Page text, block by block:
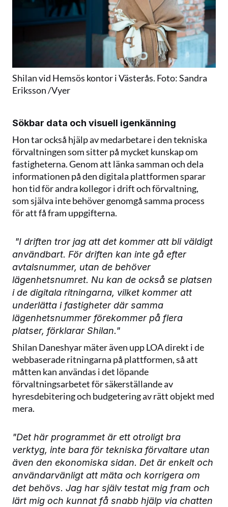
Shilan vid Hemsös kontor i Västerås. Foto: Sandra
Eriksson /Vyer
Sökbar data och visuell igenkänning
Hon tar också hjälp av medarbetare i den tekniska
förvaltningen som sitter på mycket kunskap om
fastigheterna. Genom att länka samman och dela
informationen på den digitala plattformen sparar
hon tid för andra kollegor i drift och förvaltning,
som själva inte behöver genomgå samma process
för att få fram uppgifterna.
användbart. För driften kan inte gå efter
avtalsnummer, utan de behöver
lägenhetsnumret. Nu kan de också se platsen
i de digitala ritningarna, vilket kommer att
underlätta i fastigheter där samma
lägenhetsnummer förekommer på flera
platser, förklarar Shilan."
Shilan Daneshyar mäter även upp LOA direkt i de
webbaserade ritningarna på plattformen, så att
måtten kan användas i det löpande
förvaltningsarbetet för säkerställande av
hyresdebitering och budgetering av rätt objekt med
mera.
"Det här programmet är ett otroligt bra
verktyg, inte bara för tekniska förvaltare utan
även den ekonomiska sidan. Det är enkelt och
användarvänligt att mäta och korrigera om
det behövs. Jag har själv testat mig fram och
lärt mig och kunnat få snabb hjälp via chatten